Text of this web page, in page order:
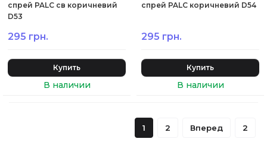
спрей PALC св коричневий
D53
295 грн.
Купить
спрей PALC коричневий D54
295 грн.
Купить
1 2 Вперед 2